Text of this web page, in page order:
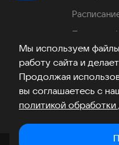
Мы используем
работу сайта и
Продолжая
вы соглашаетесь с
политикой
Продукты
Место
Часто
ТелеграмВКонтакте
Хабр
Возникли вопросы?